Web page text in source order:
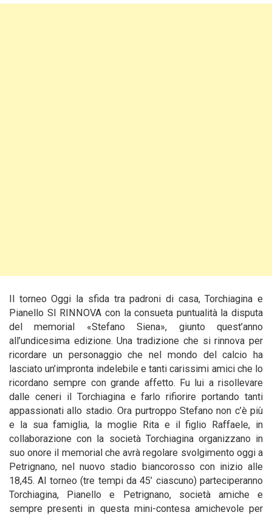
Il torneo Oggi la sfida tra padroni di casa, Torchiagina e
Pianello SI RINNOVA con la consueta puntualità la disputa
del memorial «Stefano Siena», giunto quest’anno
all’undicesima edizione. Una tradizione che si rinnova per
ricordare un personaggio che nel mondo del calcio ha
lasciato un’impronta indelebile e tanti carissimi amici che lo
ricordano sempre con grande affetto. Fu lui a risollevare
dalle ceneri il Torchiagina e farlo rifiorire portando tanti
appassionati allo stadio. Ora purtroppo Stefano non c’è più
e la sua famiglia, la moglie Rita e il figlio Raffaele, in
collaborazione con la società Torchiagina organizzano in
suo onore il memorial che avrà regolare svolgimento oggi a
Petrignano, nel nuovo stadio biancorosso con inizio alle
18,45. Al torneo (tre tempi da 45’ ciascuno) parteciperanno
Torchiagina, Pianello e Petrignano, società amiche e
sempre presenti in questa mini-contesa amichevole per